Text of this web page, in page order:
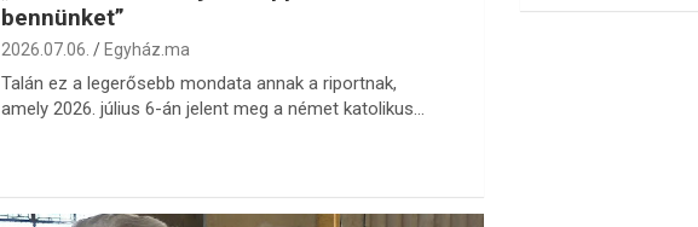
bennünket”
2026.07.06. Egyház.ma
Talán ez a legerősebb mondata annak a riportnak,
amely 2026. július 6-án jelent meg a német katolikus…